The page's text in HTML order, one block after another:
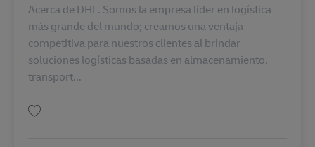
Acerca de DHL. Somos la empresa líder en logística
más grande del mundo; creamos una ventaja
competitiva para nuestros clientes al brindar
soluciones logísticas basadas en almacenamiento,
transport...